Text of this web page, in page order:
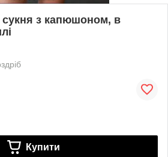
сукня з капюшоном, в
Купити